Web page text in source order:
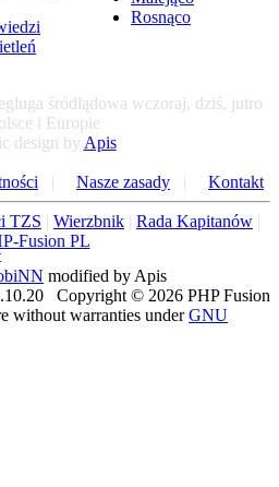
Rosnąco
śródlądowa wczoraj, dziś, jutro
i Europie
design by Apis
| Nasze zasady | Kontakt
TZS | Wierzbnik | Rada Kapitanów |
Fusion PL
modified by Apis
Copyright © 2026 PHP Fusion
without warranties underGNU